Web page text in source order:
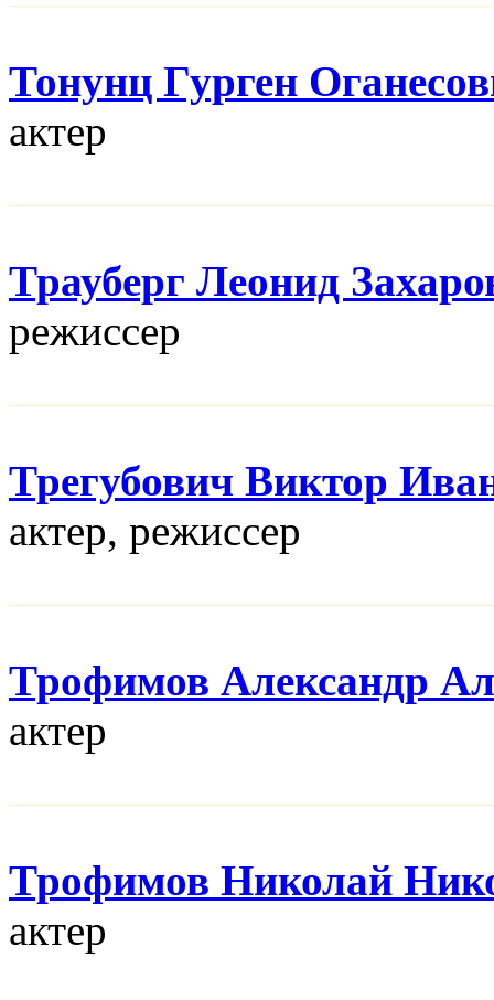
Тонунц Гурген
актер
Трауберг Леонид
режисcер
Трегубович Виктор
актер, режисcер
Трофимов Александр
актер
Трофимов Николай
актер